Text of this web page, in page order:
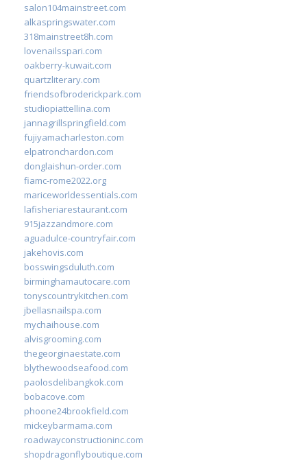
salon104mainstreet.com
alkaspringswater.com
318mainstreet8h.com
lovenailsspari.com
oakberry-kuwait.com
quartzliterary.com
friendsofbroderickpark.com
studiopiattellina.com
jannagrillspringfield.com
fujiyamacharleston.com
elpatronchardon.com
donglaishun-order.com
fiamc-rome2022.org
mariceworldessentials.com
lafisheriarestaurant.com
915jazzandmore.com
aguadulce-countryfair.com
jakehovis.com
bosswingsduluth.com
birminghamautocare.com
tonyscountrykitchen.com
jbellasnailspa.com
mychaihouse.com
alvisgrooming.com
thegeorginaestate.com
blythewoodseafood.com
paolosdelibangkok.com
bobacove.com
phoone24brookfield.com
mickeybarmama.com
roadwayconstructioninc.com
shopdragonflyboutique.com